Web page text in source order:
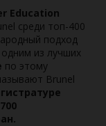
Education
среди топ-400
подход
одним из лучших
по этому
Brunel